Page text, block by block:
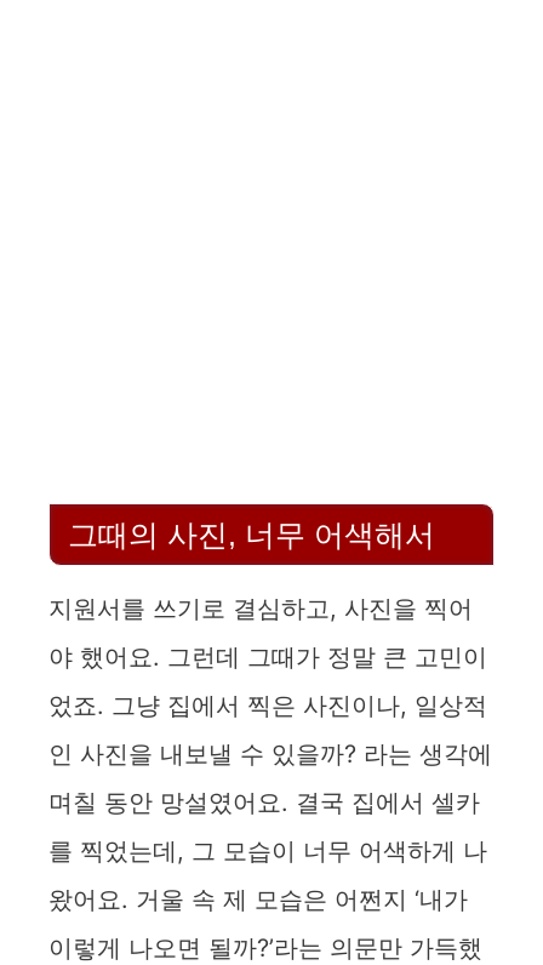
그때의 사진, 너무 어색해서
지원서를 쓰기로 결심하고, 사진을 찍어
야 했어요. 그런데 그때가 정말 큰 고민이
었죠. 그냥 집에서 찍은 사진이나, 일상적
인 사진을 내보낼 수 있을까? 라는 생각에
며칠 동안 망설였어요. 결국 집에서 셀카
를 찍었는데, 그 모습이 너무 어색하게 나
왔어요. 거울 속 제 모습은 어쩐지 ‘내가
이렇게 나오면 될까?’라는 의문만 가득했